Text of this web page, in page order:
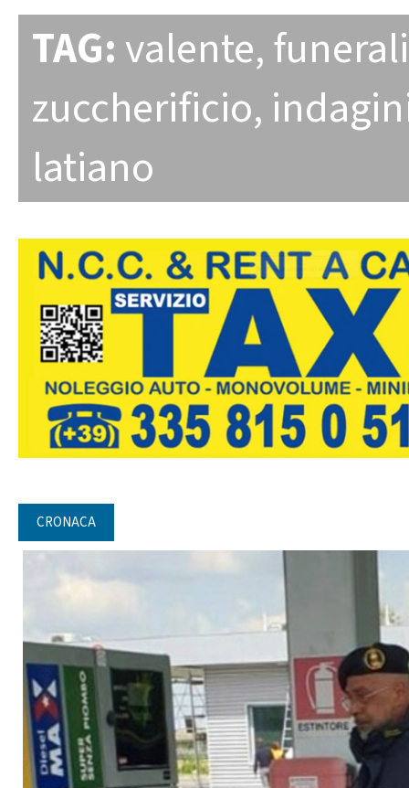
TAG: valente,funerali
zuccherificio,
latiano
CRONACA